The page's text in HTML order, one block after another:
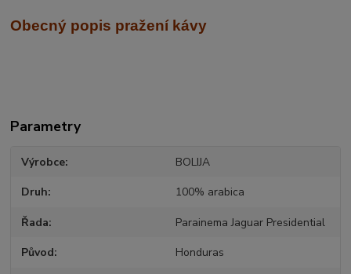
Obecný popis pražení kávy
Parametry
Výrobce BOLIJA
Druh 100% arabica
Řada Parainema Jaguar Presidential
Původ Honduras